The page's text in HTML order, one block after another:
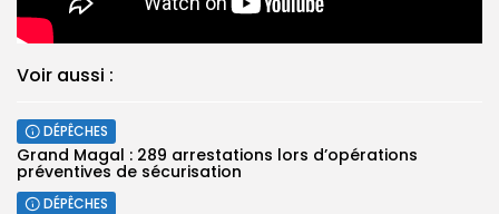
Voir aussi :
DÉPÊCHES
Grand Magal : 289 arrestations lors d’opérations
préventives de sécurisation
DÉPÊCHES